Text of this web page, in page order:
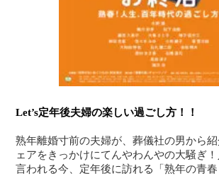
Let’s定年後夫婦の楽しい過ごし方！！
熟年離婚寸前の夫婦が、葬儀社の男から
ェアをきっかけにてんやわんやの大騒ぎ
言われる今、定年後に訪れる「熟年の青春